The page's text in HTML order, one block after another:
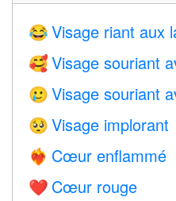
😂 Visage riant aux
🥰 Visage souriant
🥲 Visage souriant
🥺 Visage implorant
❤️‍🔥 Cœur enflammé
❤️ Cœur rouge